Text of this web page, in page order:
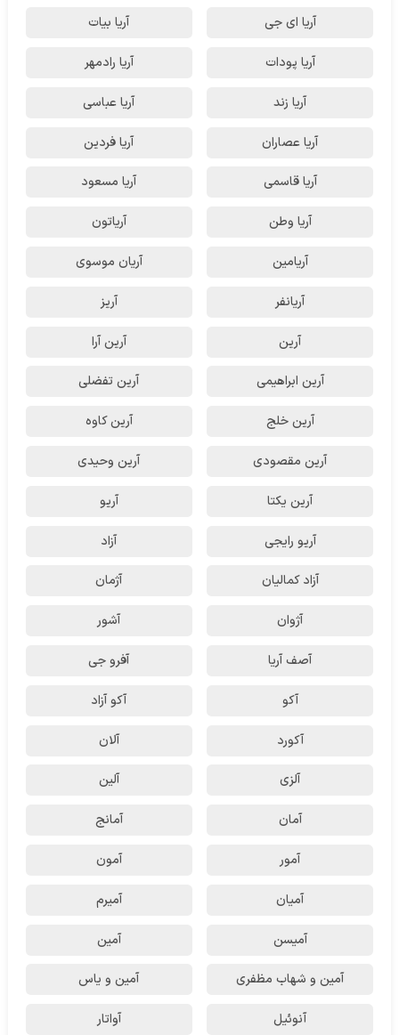
آریا ای جی آریا بیات
آریا پودات آریا رادمهر
آریا زند آریا عباسی
آریا عصاران آریا فردین
آریا قاسمی آریا مسعود
آریا وطن آریاتون
آریامین آریان موسوی
آریانفر آریز
آرین آرین آرا
آرین ابراهیمی آرین تفضلی
آرین خلج آرین کاوه
آرین مقصودی آرین وحیدی
آرین یکتا آریو
آریو رایجی آزاد
آزاد کمالیان آژمان
آژوان آشور
آصف آریا آفرو جی
آکو آکو آزاد
آکورد آلان
آلزی آلین
آمان آمانج
آمور آمون
آمیان آمیرم
آمیسن آمین
آمین و شهاب مظفری آمین و یاس
آنوئیل آواتار